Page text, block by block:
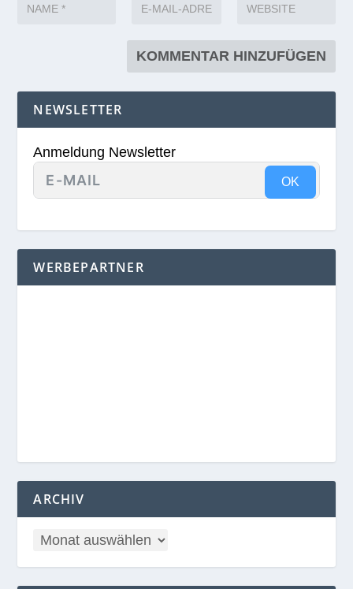
NEWSLETTER
Anmeldung Newsletter
OK
WERBEPARTNER
ARCHIV